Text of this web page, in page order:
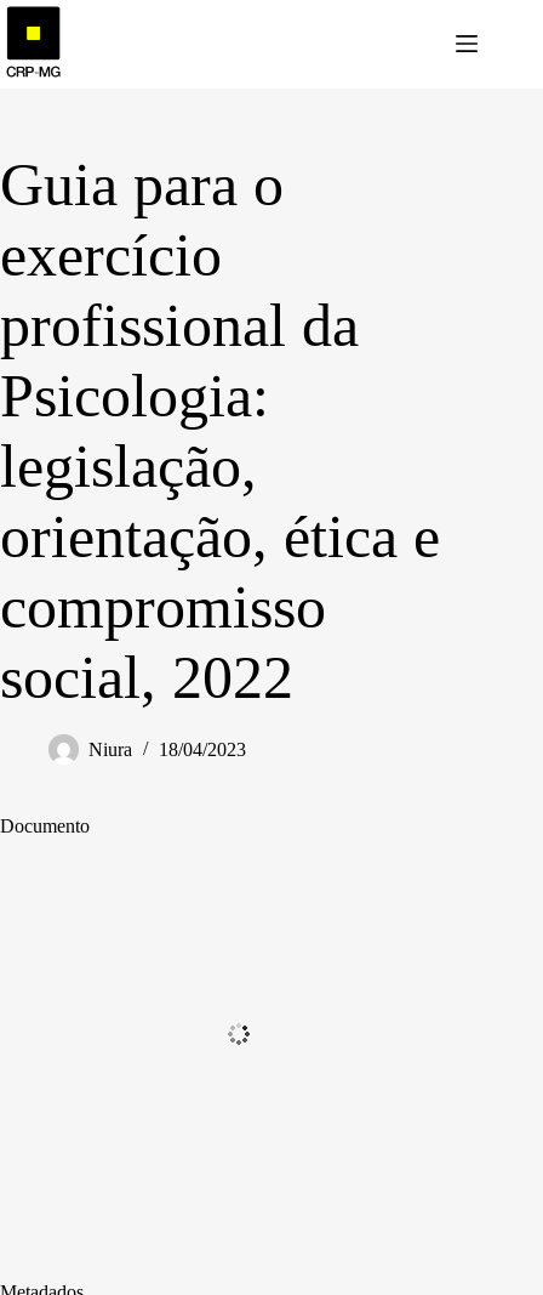
Pular
para
conteúdo
Guia para o
exercício
profissional da
Psicologia:
legislação,
orientação, ética e
compromisso
social, 2022
Niura 18/04/2023
Documento